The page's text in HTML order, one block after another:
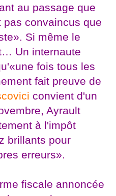
au passage que
convaincus que
Si même le
Un internaute
fois tous les
fait preuve de
convient d'un
Ayrault
à l'impôt
brillants pour
erreurs».
fiscale annoncée